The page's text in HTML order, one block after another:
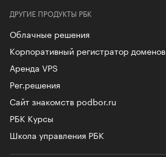
ДРУГИЕ ПРОДУКТЫ РБК
Облачные решения
Корпоративный регистратор доменов
Аренда VPS
Рег.решения
Сайт знакомств podbor.ru
РБК Курсы
Школа управления РБК